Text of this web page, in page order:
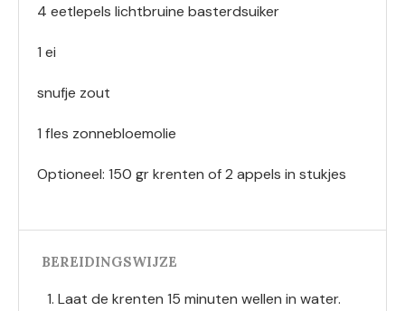
4 eetlepels lichtbruine basterdsuiker
1 ei
snufje zout
1 fles zonnebloemolie
Optioneel: 150 gr krenten of 2 appels in stukjes
BEREIDINGSWIJZE
Laat de krenten 15 minuten wellen in water.